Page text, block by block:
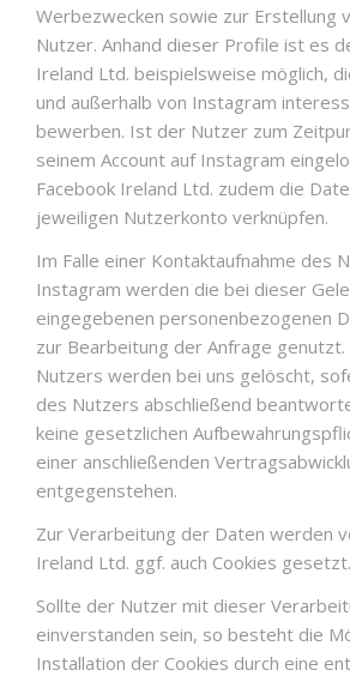
Werbezwecken sowie zur Erstellung
Nutzer. Anhand dieser Profile ist es
Ireland Ltd. beispielsweise möglich,
und außerhalb von Instagram
bewerben. Ist der Nutzer zum
seinem Account auf Instagram
Facebook Ireland Ltd. zudem die
jeweiligen Nutzerkonto verknüpfen.
Im Falle einer Kontaktaufnahme des
Instagram werden die bei dieser
eingegebenen personenbezogenen
zur Bearbeitung der Anfrage
Nutzers werden bei uns gelöscht,
des Nutzers abschließend
keine gesetzlichen
einer anschließenden
entgegenstehen.
Zur Verarbeitung der Daten werden
Ireland Ltd. ggf. auch Cookies gesetzt.
Sollte der Nutzer mit dieser
einverstanden sein, so besteht die
Installation der Cookies durch eine